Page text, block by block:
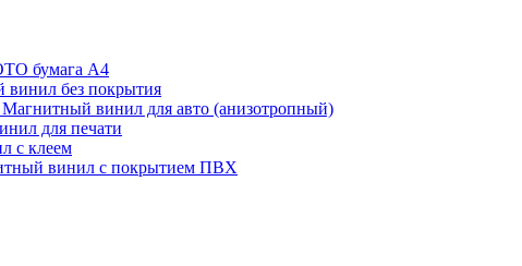
бумага А4
без покрытия
Магнитный винил для авто (анизотропный)
для печати
с клеем
винил с покрытием ПВХ